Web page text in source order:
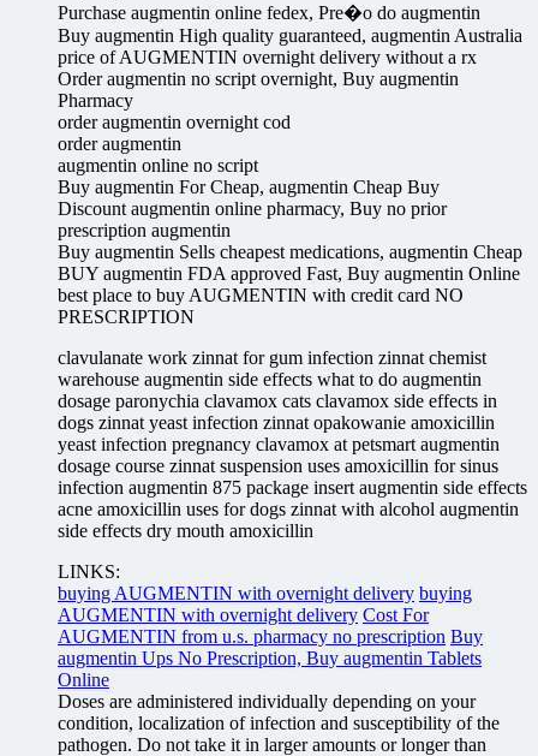
Purchase augmentin online fedex, Pre�o do augmentin
Buy augmentin High quality guaranteed, augmentin Australia
price of AUGMENTIN overnight delivery without a rx
Order augmentin no script overnight, Buy augmentin
Pharmacy
order augmentin overnight cod
order augmentin
augmentin online no script
Buy augmentin For Cheap, augmentin Cheap Buy
Discount augmentin online pharmacy, Buy no prior
prescription augmentin
Buy augmentin Sells cheapest medications, augmentin Cheap
BUY augmentin FDA approved Fast, Buy augmentin Online
best place to buy AUGMENTIN with credit card NO
PRESCRIPTION
clavulanate work zinnat for gum infection zinnat chemist
warehouse augmentin side effects what to do augmentin
dosage paronychia clavamox cats clavamox side effects in
dogs zinnat yeast infection zinnat opakowanie amoxicillin
yeast infection pregnancy clavamox at petsmart augmentin
dosage course zinnat suspension uses amoxicillin for sinus
infection augmentin 875 package insert augmentin side effects
acne amoxicillin uses for dogs zinnat with alcohol augmentin
side effects dry mouth amoxicillin
LINKS:
buying AUGMENTIN with overnight delivery buying
AUGMENTIN with overnight delivery Cost For
AUGMENTIN from u.s. pharmacy no prescription Buy
augmentin Ups No Prescription, Buy augmentin Tablets
Online
Doses are administered individually depending on your
condition, localization of infection and susceptibility of the
pathogen. Do not take it in larger amounts or longer than